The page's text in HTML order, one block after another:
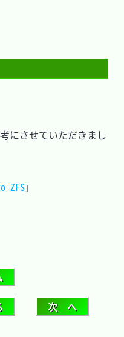
にさせていただきまし
ZFS